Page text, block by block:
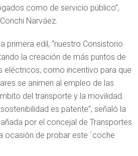
como de servicio público”,
Narváez.
primera edil, “nuestro Consistorio
la creación de más puntos de
eléctricos, como incentivo para que
se animen al empleo de las
del transporte y la movilidad.
es patente”, señaló la
por el concejal de Transportes
ocasión de probar este ´coche